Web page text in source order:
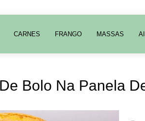
CARNES FRANGO MASSAS
Bolo Na Panela